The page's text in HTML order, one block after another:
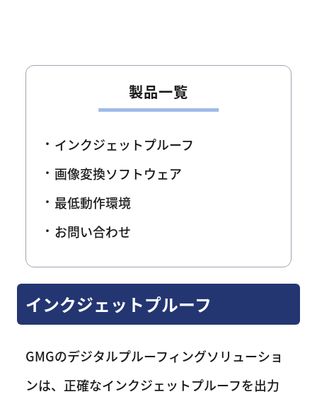
製品一覧
インクジェットプルーフ
画像変換ソフトウェア
最低動作環境
お問い合わせ
インクジェットプルーフ
GMGのデジタルプルーフィングソリューショ
ンは、正確なインクジェットプルーフを出力